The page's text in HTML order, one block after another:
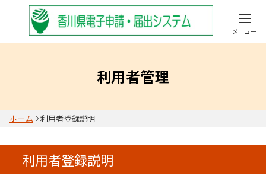
メニュー
利用者管理
ホーム 利用者登録説明
利用者登録説明